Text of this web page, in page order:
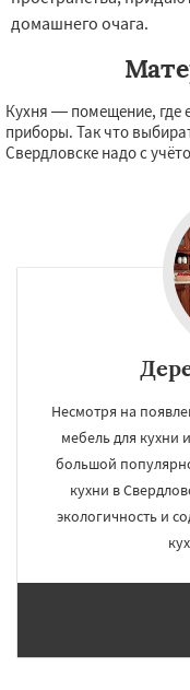
домашнего очага.
Кухня — помещение, где
приборы. Так что
Свердловске надо с
Несмотря на
мебель для кухни
большой
кухни в
экологичность и